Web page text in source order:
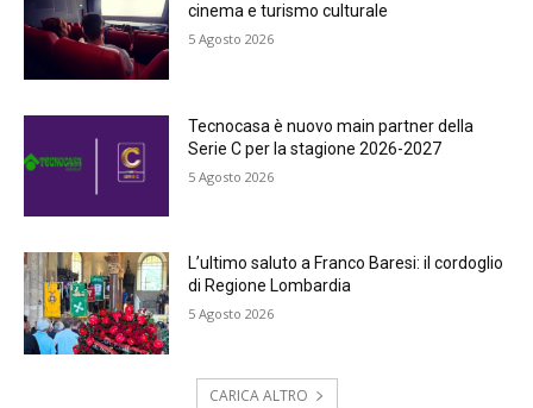
cinema e turismo culturale
5 Agosto 2026
Tecnocasa è nuovo main partner della
Serie C per la stagione 2026-2027
5 Agosto 2026
L’ultimo saluto a Franco Baresi: il cordoglio
di Regione Lombardia
5 Agosto 2026
CARICA ALTRO